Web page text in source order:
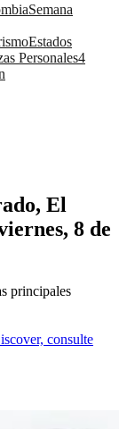
Semana
Estados
Personales4
El
8 de
principales
consulte